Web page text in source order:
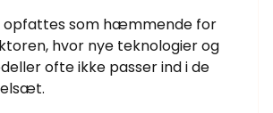
opfattes som hæmmende for
hvor nye teknologier og
ofte ikke passer ind i de